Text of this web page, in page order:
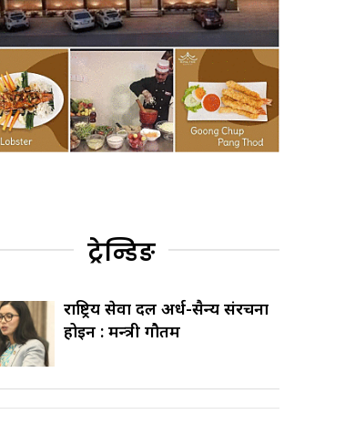
ट्रेन्डिङ
राष्ट्रिय सेवा दल अर्ध-सैन्य संरचना
होइन : मन्त्री गौतम